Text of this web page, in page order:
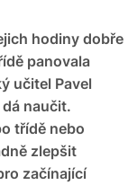
hodiny dobře
panovala
učitel Pavel
naučit.
třídě nebo
zlepšit
začínající